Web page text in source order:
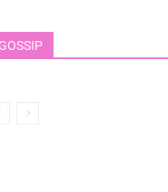
GOSSIP